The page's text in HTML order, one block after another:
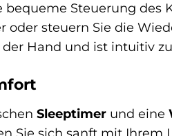
Steuerung des
steuern Sie die
Hand und ist intuitiv
Sleeptimer und eine
Sie sich sanft mit Ihrem